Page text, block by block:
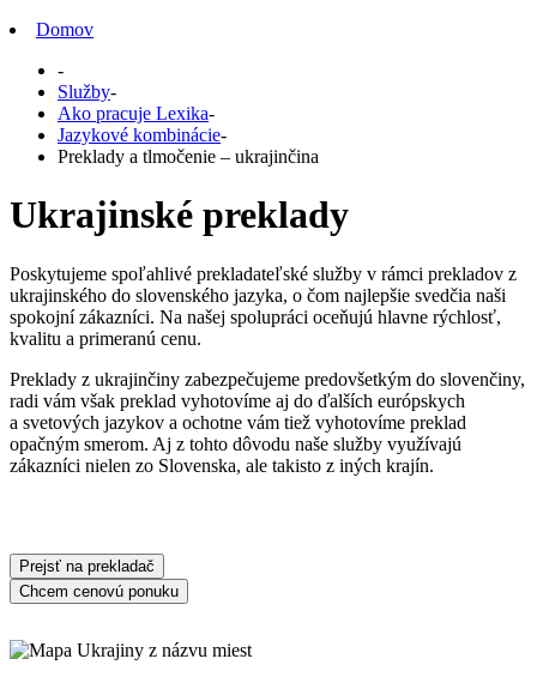
Domov
-
Služby-
Ako pracuje Lexika-
Jazykové kombinácie-
Preklady a tlmočenie – ukrajinčina
Ukrajinské preklady
Poskytujeme spoľahlivé prekladateľské služby v rámci prekladov z
ukrajinského do slovenského jazyka, o čom najlepšie svedčia naši
spokojní zákazníci. Na našej spolupráci oceňujú hlavne rýchlosť,
kvalitu a primeranú cenu.
Preklady z ukrajinčiny zabezpečujeme predovšetkým do slovenčiny,
radi vám však preklad vyhotovíme aj do ďalších európskych
a svetových jazykov a ochotne vám tiež vyhotovíme preklad
opačným smerom. Aj z tohto dôvodu naše služby využívajú
zákazníci nielen zo Slovenska, ale takisto z iných krajín.
Prejsť na prekladač
Chcem cenovú ponuku